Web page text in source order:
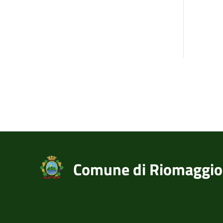
Comune di